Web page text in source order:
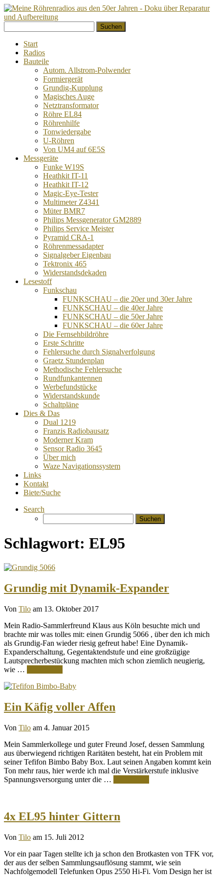
zum
Inhalt
nach:
Start
Radios
Bauteile
Autom. Allstrom-Polwender
Formiergerät
Grundig-Kupplung
Magisches Auge
Netztransformator
Röhre EL84
Röhrenhilfe
Tonwiedergabe
U-Röhren
Von UM4 auf 6E5S
Messgeräte
Funke W19S
Heathkit IT-11
Heathkit IT-12
Magic-Eye-Tester
Multimeter Z4341
Müter BMR7
Philips Messgenerator GM2889
Philips Service Meister
Pyramid CRA-1
Röhrenmessadapter
Signalgeber Eigenbau
Tektronix 465
Widerstandsdekaden
Lesestoff
Funkschau
FUNKSCHAU – die 20er und 30er Jahre
FUNKSCHAU – die 40er Jahre
FUNKSCHAU – die 50er Jahre
FUNKSCHAU – die 60er Jahre
Die Fernsehbildröhre
Erste Schritte
Fehlersuche durch Signalverfolgung
Graetz Stundenplan
Methodische Fehlersuche
Rundfunkantennen
Werbefundstücke
Widerstandskunde
Schaltpläne
Dies & Das
Dual 1219
Franzis Radiobausatz
Moderner Kram
Sensor Radio 3645
Über mich
Waze Navigationssystem
Links
Kontakt
Biete/Suche
Search
nach:
Schlagwort: EL95
Grundig mit Dynamik-Expander
Von Tilo am 13. Oktober 2017
Mein Radio-Sammlerfreund Klaus aus Köln besuchte mich und
brachte mir was tolles mit: einen Grundig 5066 , über den ich mich
als Grundig-Fan wieder riesig gefreut habe! Eine Dynamik-
Expanderschaltung, Gegentaktendstufe und eine großzügige
Lautsprecherbestückung machten mich schon ziemlich neugierig,
wie …
Ein Käfig voller Affen
Von Tilo am 4. Januar 2015
Mein Sammlerkollege und guter Freund Josef, dessen Sammlung
aus überwiegend richtigen Raritäten besteht, hat ein Problem mit
seiner Tefifon Bimbo Baby Box. Laut seinen Angaben kommt kein
Ton mehr raus, hier werde ich mal die Verstärkerstufe inklusive
Spannungsversorgung unter die …
4x EL95 hinter Gittern
Von Tilo am 15. Juli 2012
Vor ein paar Tagen stellte ich ja schon den Brotkasten von TFK vor,
der aus der selben Sammlungsauflösung stammt, wie sein
Nachfolgemodell Telefunken Opus 2550 Hi-Fi. Vom Design her ist